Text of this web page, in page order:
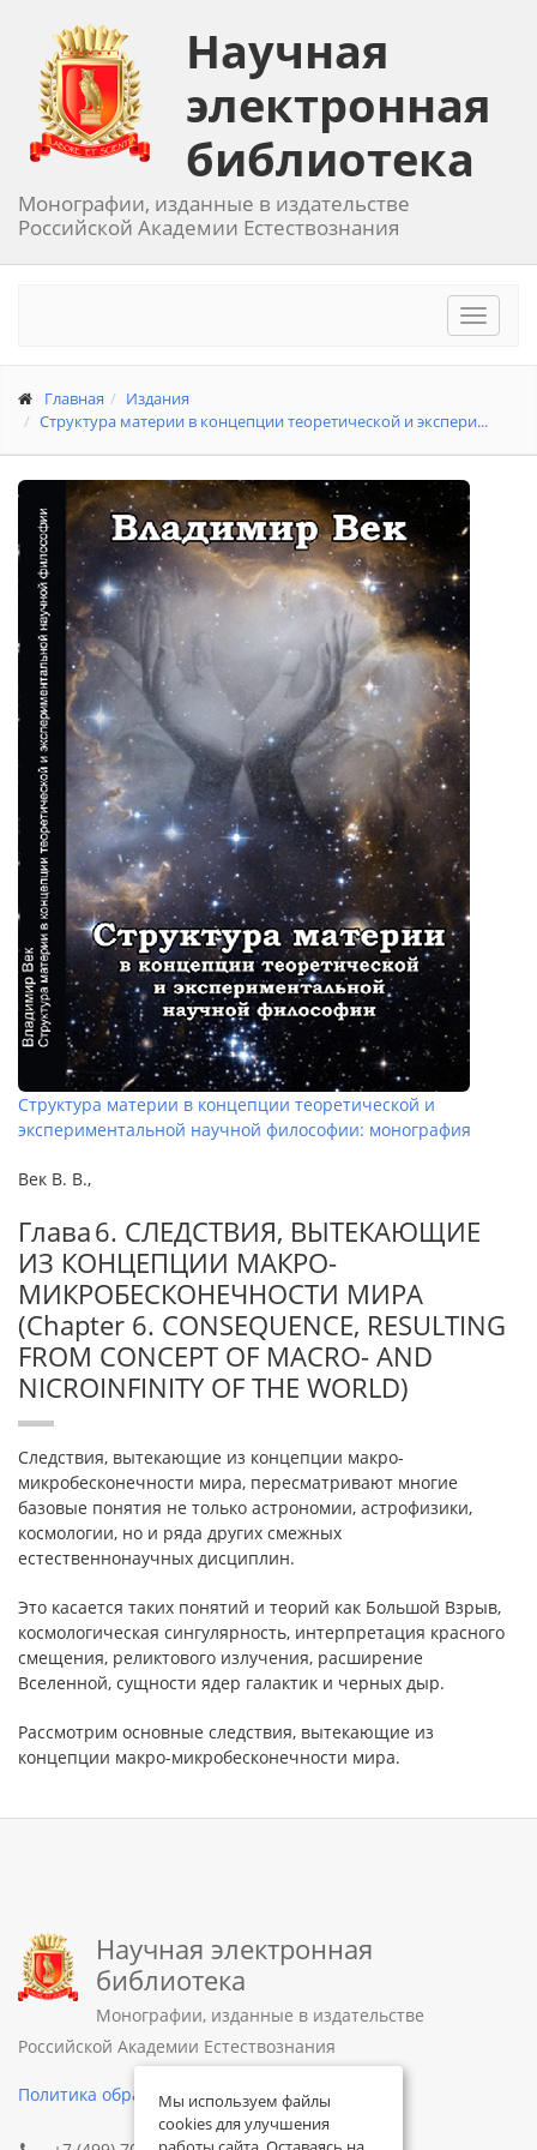
Научная
электронная
библиотека
Монографии, изданные в издательстве
Российской Академии Естествознания
Toggle
Главная
Издания
Структура материи в концепции теоретической и экспери...
Структура материи в концепции теоретической и
экспериментальной научной философии: монография
Век В. В.,
Глава 6. СЛЕДСТВИЯ, ВЫТЕКАЮЩИЕ
ИЗ КОНЦЕПЦИИ МАКРО-
МИКРОБЕСКОНЕЧНОСТИ МИРА
(Chapter 6. CONSEQUENCE, RESULTING
FROM CONCEPT OF MACRO- AND
NICROINFINITY OF THE WORLD)
Следствия, вытекающие из концепции макро-
микробесконечности мира, пересматривают многие
базовые понятия не только астрономии, астрофизики,
космологии, но и ряда других смежных
естественнонаучных дисциплин.
Это касается таких понятий и теорий как Большой Взрыв,
космологическая сингулярность, интерпретация красного
смещения, реликтового излучения, расширение
Вселенной, сущности ядер галактик и черных дыр.
Рассмотрим основные следствия, вытекающие из
концепции макро-микробесконечности мира.
Научная электронная
библиотека
Монографии, изданные в издательстве
Российской Академии Естествознания
Политика обработки персональных данных
Мы используем файлы
cookies для улучшения